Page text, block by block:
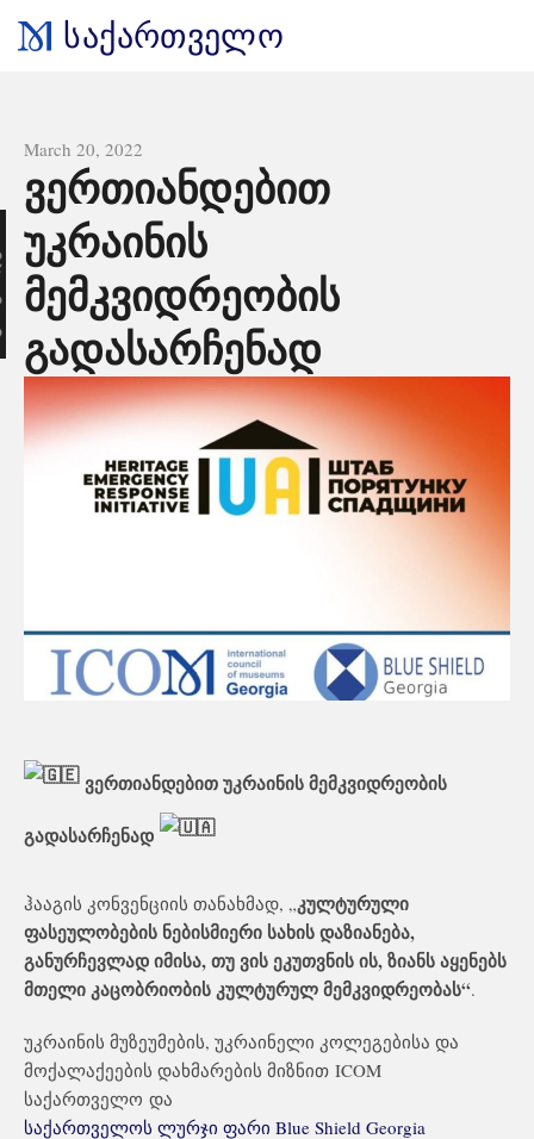
საქართველო
All news
March 20, 2022
ვერთიანდებით
უკრაინის
მემკვიდრეობის
გადასარჩენად
ვერთიანდებით უკრაინის მემკვიდრეობის
გადასარჩენად
ჰააგის კონვენციის თანახმად, „კულტურული
ფასეულობების ნებისმიერი სახის დაზიანება,
განურჩევლად იმისა, თუ ვის ეკუთვნის ის, ზიანს აყენებს
მთელი კაცობრიობის კულტურულ მემკვიდრეობას“.
უკრაინის მუზეუმების, უკრაინელი კოლეგებისა და
მოქალაქეების დახმარების მიზნით ICOM
საქართველო და
საქართველოს ლურჯი ფარი Blue Shield Georgia